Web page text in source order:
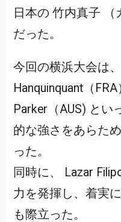
日本の 竹内真子
だった。
今回の横浜大会は
Hanquinquant（
Parker（AUS) とい
的な強さをあらた
った。
同時に、 Lazar
力を発揮し、着実
も際立った。